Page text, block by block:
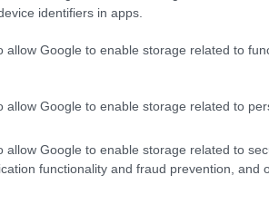
identifiers in apps.
allow Google to enable storage related to
allow Google to enable storage related to
allow Google to enable storage related to
functionality and fraud prevention, and
τέτοιο τρόπο ώστε να